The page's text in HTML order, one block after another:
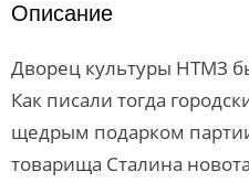
Описание
Дворец культуры НТМЗ
Как писали тогда
щедрым подарком
товарища Сталина